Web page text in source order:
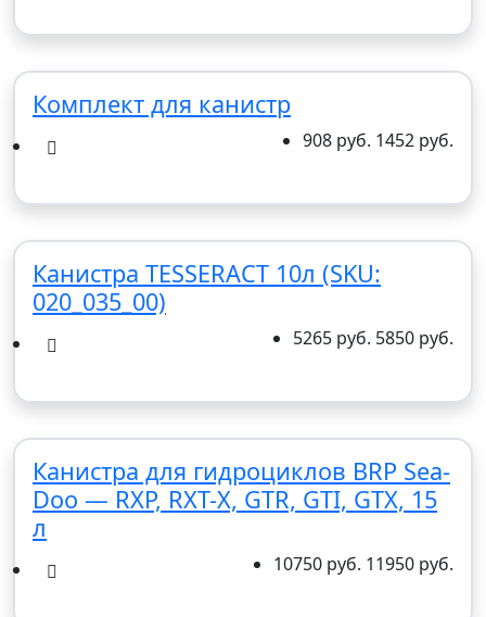
Комплект для канистр
908 руб. 1452 руб.
Канистра TESSERACT 10л (SKU:
020_035_00)
5265 руб. 5850 руб.
Канистра для гидроциклов BRP Sea-
Doo — RXP, RXT-X, GTR, GTI, GTX, 15
л
10750 руб. 11950 руб.